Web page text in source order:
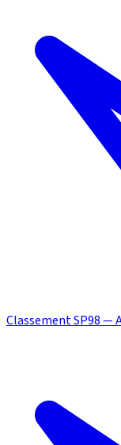
Classement SP98 —